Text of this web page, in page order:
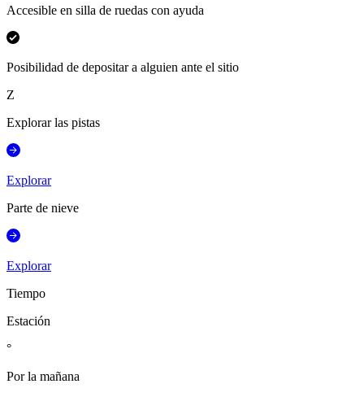
Accesible en silla de ruedas con ayuda
Posibilidad de depositar a alguien ante el sitio
Z
Explorar las pistas
Explorar
Parte de nieve
Explorar
Tiempo
Estación
°
Por la mañana